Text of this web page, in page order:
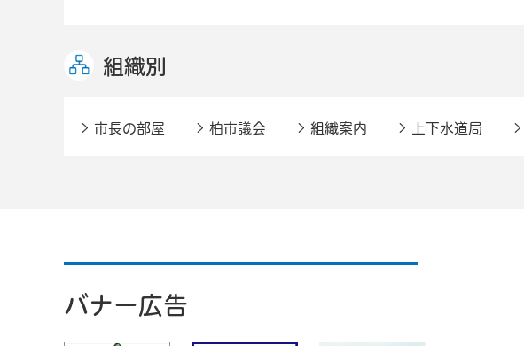
組織別
市長の部屋 柏市議会 組織案内 上下水道局
バナー広告